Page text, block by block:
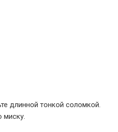
длинной тонкой соломкой.
миску.